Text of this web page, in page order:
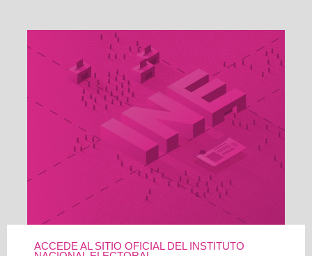
ACCEDE AL SITIO OFICIAL DEL INSTITUTO